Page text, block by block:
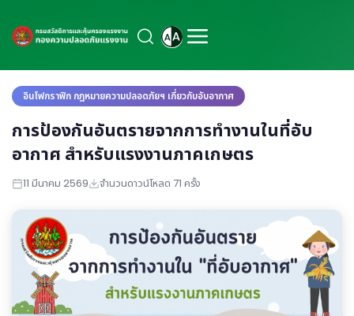
อินโฟกราฟิก กฎหมายความปลอดภัยฯ เกี่ยวกับอับอากาศ
การป้องกันอันตรายจากการทำงานในที่อับ
อากาศ สำหรับแรงงานภาคเกษตร
11 มีนาคม 2569 จำนวนดาวน์โหลด 71 ครั้ง